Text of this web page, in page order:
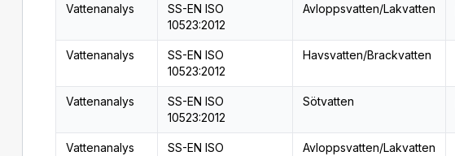
Vattenanalys
SS-EN ISO
10523:2012
Avloppsvatten/Lakvatten
Vattenanalys
SS-EN ISO
10523:2012
Havsvatten/Brackvatten
Vattenanalys
SS-EN ISO
10523:2012
Sötvatten
Vattenanalys
SS-EN ISO
Avloppsvatten/Lakvatten